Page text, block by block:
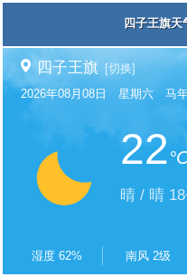
四子王旗
四子王旗 [切换]
2026年08月08日 星期六 马
22
晴 / 晴
湿度 62% 南风 2级